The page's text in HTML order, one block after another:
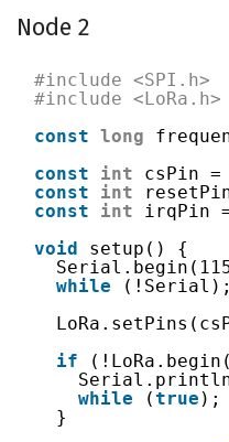
Node 2
#include <SPI.h>
#include <LoRa.h>
const long
const
int
const
int
const
int
void
setup() {
while
(!Serial);
if
while
(true
}